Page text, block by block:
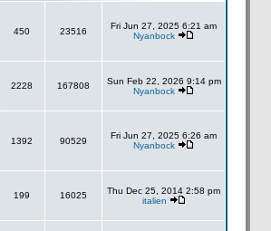
450 23516
Fri Jun 27, 2025 6:21 am
Nyanbock
2228 167808
Sun Feb 22, 2026 9:14 pm
Nyanbock
1392 90529
Fri Jun 27, 2025 6:26 am
Nyanbock
199 16025
Thu Dec 25, 2014 2:58 pm
italien